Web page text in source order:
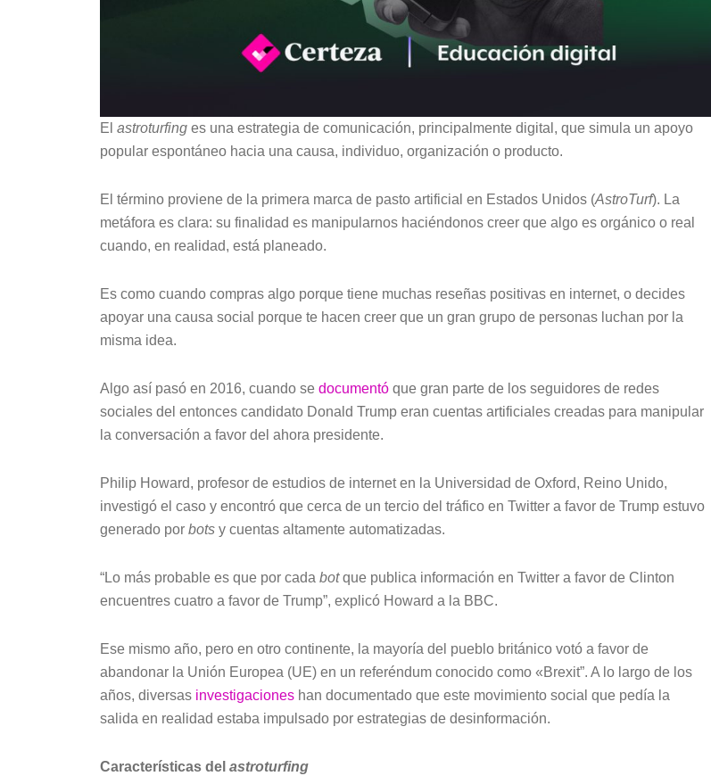
El astroturfing es una estrategia de comunicación, principalmente digital, que simula un apoyo
popular espontáneo hacia una causa, individuo, organización o producto.
El término proviene de la primera marca de pasto artificial en Estados Unidos (AstroTurf). La
metáfora es clara: su finalidad es manipularnos haciéndonos creer que algo es orgánico o real
cuando, en realidad, está planeado.
Es como cuando compras algo porque tiene muchas reseñas positivas en internet, o decides
apoyar una causa social porque te hacen creer que un gran grupo de personas luchan por la
misma idea.
Algo así pasó en 2016, cuando se documentó que gran parte de los seguidores de redes
sociales del entonces candidato Donald Trump eran cuentas artificiales creadas para manipular
la conversación a favor del ahora presidente.
Philip Howard, profesor de estudios de internet en la Universidad de Oxford, Reino Unido,
investigó el caso y encontró que cerca de un tercio del tráfico en Twitter a favor de Trump estuvo
generado por bots y cuentas altamente automatizadas.
“Lo más probable es que por cada botque publica información en Twitter a favor de Clinton
encuentres cuatro a favor de Trump”, explicó Howard a la BBC.
Ese mismo año, pero en otro continente, la mayoría del pueblo británico votó a favor de
abandonar la Unión Europea (UE) en un referéndum conocido como «Brexit”. A lo largo de los
años, diversas investigaciones han documentado que este movimiento social que pedía la
salida en realidad estaba impulsado por estrategias de desinformación.
Características del astroturfing